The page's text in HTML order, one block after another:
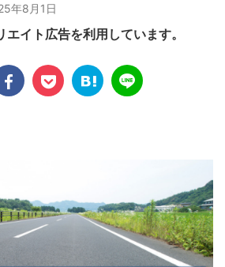
年8月1日
イト広告を利用しています。